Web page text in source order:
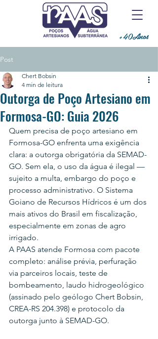
+40Anos
Post
Outorga de Poço Artesiano em
Formosa-GO: Guia 2026
Chert Bobsin
4 min de leitura
Quem precisa de poço artesiano em
Formosa-GO enfrenta uma exigência
clara: a outorga obrigatória da SEMAD-
GO. Sem ela, o uso da água é ilegal —
sujeito a multa, embargo do poço e
processo administrativo. O Sistema
Goiano de Recursos Hídricos é um dos
mais ativos do Brasil em fiscalização,
especialmente em zonas de agro
irrigado.
A PAAS atende Formosa com pacote
completo: análise prévia, perfuração
via parceiros locais, teste de
bombeamento, laudo hidrogeológico
(assinado pelo geólogo Chert Bobsin,
CREA-RS 204.398) e protocolo da
outorga junto à SEMAD-GO.